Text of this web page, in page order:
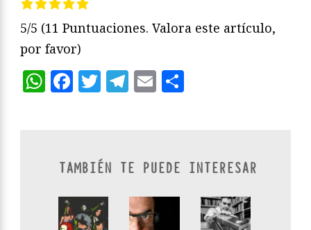
5/5 (11 Puntuaciones. Valora este artículo,
por favor)
WhatsApp
Facebook
Twitter
Telegram
Email
TAMBIÉN TE PUEDE INTERESAR